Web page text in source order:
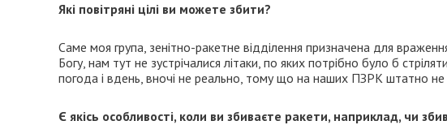
Які повітряні цілі ви можете збити?
Саме моя група, зенітно-ракетне відділення призначена для
Богу, нам тут не зустрічалися літаки, по яких потрібно було б
погода і вдень, вночі не реально, тому що на наших ПЗРК штатно не
Є якісь особливості, коли ви збиваєте ракети, наприклад, чи